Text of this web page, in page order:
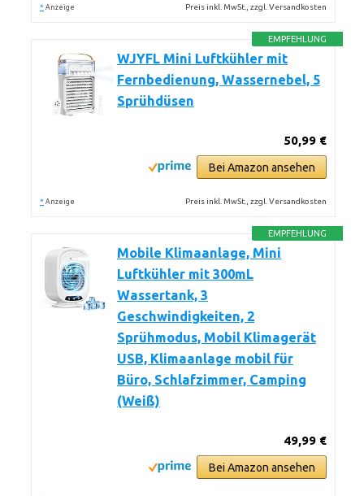
* Anzeige Preis inkl. MwSt., zzgl. Versandkosten
EMPFEHLUNG
WJYFL Mini Luftkühler mit
Fernbedienung, Wassernebel, 5
Sprühdüsen
50,99 €
Bei Amazon ansehen
* Anzeige Preis inkl. MwSt., zzgl. Versandkosten
EMPFEHLUNG
Mobile Klimaanlage, Mini
Luftkühler mit 300mL
Wassertank, 3
Geschwindigkeiten, 2
Sprühmodus, Mobil Klimagerät
USB, Klimaanlage mobil für
Büro, Schlafzimmer, Camping
(Weiß)
49,99 €
Bei Amazon ansehen